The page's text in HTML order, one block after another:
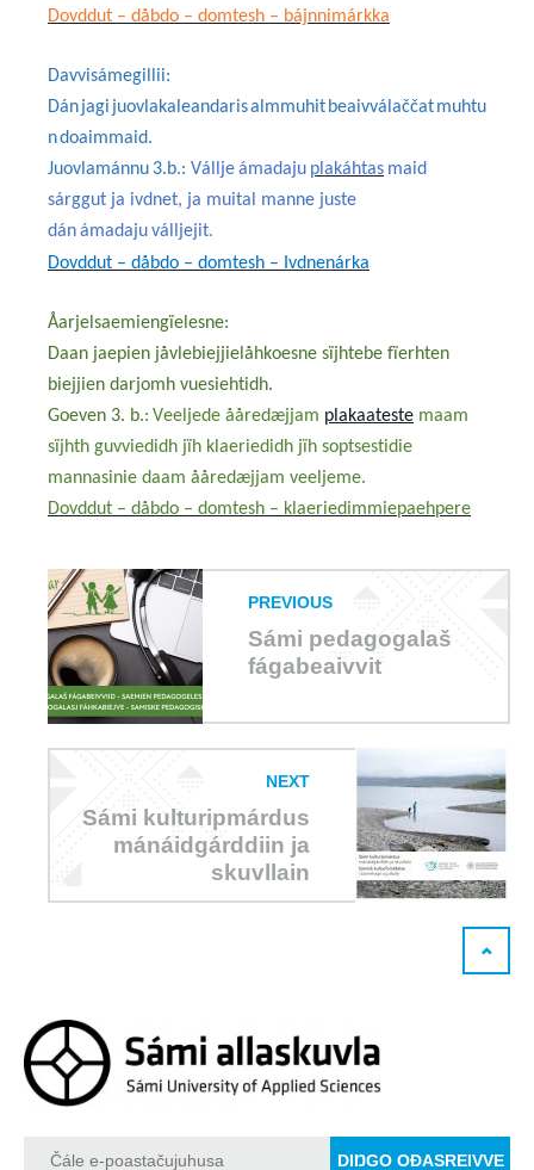
Dovddut – dåbdo – domtesh – bájnnimárkka
Davvisámegillii:
Dánjagi juovlakaleandarisalmmuhitbeaivválaččatmuhtu
ndoaimmaid.
Juovlamánnu 3.b.: Válljeámadaju plakáhtas maid
sárggut ja ivdnet, ja muital manne juste
dánámadajuválljejit.
Dovddut – dåbdo – domtesh – Ivdnenárka
Åarjelsaemiengïelesne:
Daan jaepien jåvlebiejjielåhkoesne sïjhtebe fïerhten
biejjien darjomh vuesiehtidh.
Goeven 3. b.: Veeljede ååredæjjam plakaateste maam
sïjhth guvviedidh jïh klaeriedidh jïh soptsestidie
mannasinie daam ååredæjjam veeljeme.
Dovddut – dåbdo – domtesh – klaeriedimmiepaehpere
PREVIOUS
Sámi pedagogalaš
fágabeaivvit
NEXT
Sámi kulturipmárdus
mánáidgárddiin ja
skuvllain